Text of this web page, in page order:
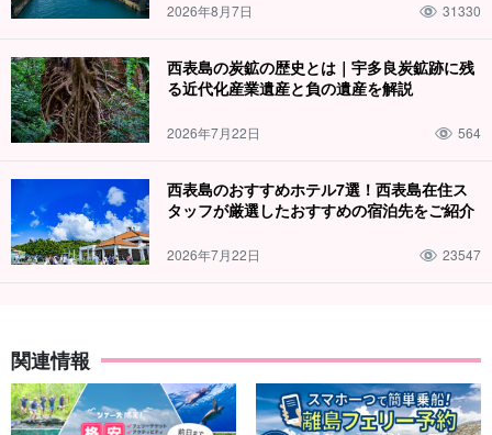
2026年8月7日 31330
西表島の炭鉱の歴史とは｜宇多良炭鉱跡に残
る近代化産業遺産と負の遺産を解説
2026年7月22日 564
西表島のおすすめホテル7選！西表島在住ス
タッフが厳選したおすすめの宿泊先をご紹介
2026年7月22日 23547
関連情報